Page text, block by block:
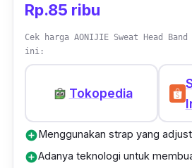
Rp.85 ribu
Cek harga AONIJIE Sweat Head
ini:
Tokopedia
add_circle Menggunakan strap yang
add_circleAdanya teknologi untuk